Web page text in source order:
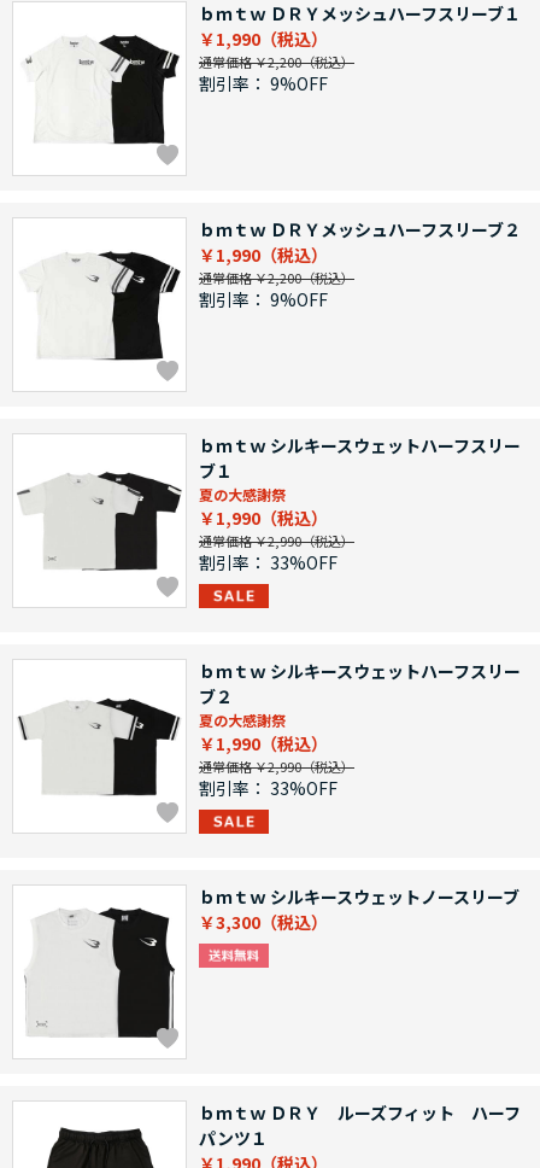
ｂｍｔｗ ＤＲＹメッシュハーフスリーブ１
￥1,990
通常価格 ￥2,200
割引率： 9%OFF
ｂｍｔｗ ＤＲＹメッシュハーフスリーブ２
￥1,990
通常価格 ￥2,200
割引率： 9%OFF
ｂｍｔｗ シルキースウェットハーフスリー
ブ１
夏の大感謝祭
￥1,990
通常価格 ￥2,990
割引率： 33%OFF
ｂｍｔｗ シルキースウェットハーフスリー
ブ２
夏の大感謝祭
￥1,990
通常価格 ￥2,990
割引率： 33%OFF
ｂｍｔｗ シルキースウェットノースリーブ
￥3,300
ｂｍｔｗ ＤＲＹ ルーズフィット ハーフ
パンツ１